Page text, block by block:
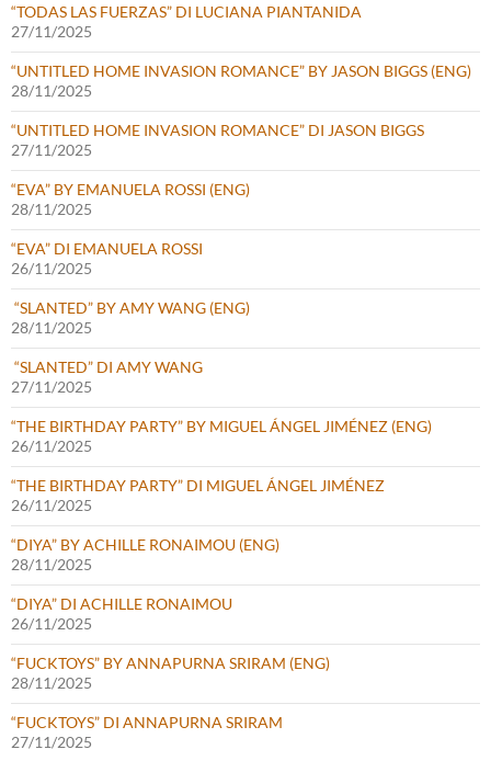
“TODAS LAS FUERZAS” DI LUCIANA PIANTANIDA
27/11/2025
“UNTITLED HOME INVASION ROMANCE” BY JASON BIGGS (ENG)
28/11/2025
“UNTITLED HOME INVASION ROMANCE” DI JASON BIGGS
27/11/2025
“EVA” BY EMANUELA ROSSI (ENG)
28/11/2025
“EVA” DI EMANUELA ROSSI
26/11/2025
“SLANTED” BY AMY WANG (ENG)
28/11/2025
“SLANTED” DI AMY WANG
27/11/2025
“THE BIRTHDAY PARTY” BY MIGUEL ÁNGEL JIMÉNEZ (ENG)
26/11/2025
“THE BIRTHDAY PARTY” DI MIGUEL ÁNGEL JIMÉNEZ
26/11/2025
“DIYA” BY ACHILLE RONAIMOU (ENG)
28/11/2025
“DIYA” DI ACHILLE RONAIMOU
26/11/2025
“FUCKTOYS” BY ANNAPURNA SRIRAM (ENG)
28/11/2025
“FUCKTOYS” DI ANNAPURNA SRIRAM
27/11/2025